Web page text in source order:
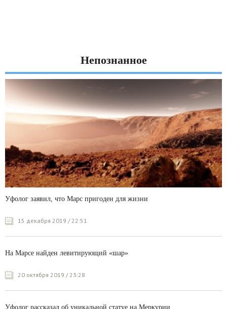
Непознанное
Уфолог заявил, что Марс пригоден для жизни
15 декабря 2019 / 22:51
На Марсе найден левитирующий «шар»
20 октября 2019 / 23:28
Уфолог рассказал об уникальной статуе на Меркурии